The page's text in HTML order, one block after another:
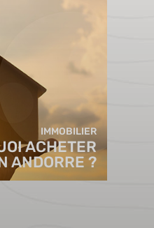
IMMOBILIER
ACHETER
ANDORRE ?